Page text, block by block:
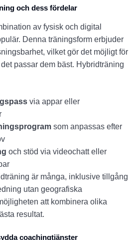
och dess fördelar
av fysisk och digital
Denna träningsform erbjuder
vilket gör det möjligt för
passar dem bäst. Hybridträning
via appar eller
som anpassas efter
och stöd via videochatt eller
är många, inklusive tillgång
utan geografiska
att kombinera olika
resultat.
coachingtjänster